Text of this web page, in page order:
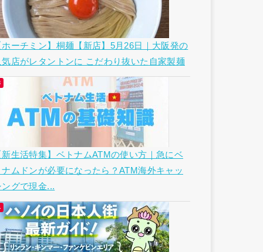
ホーチミン】桐麺【新店】5月26日｜大阪発の
気店がレタントンに こだわり抜いた自家製麺
新生活特集】ベトナムATMの使い方｜急にベ
ナムドンが必要になったら？ATM海外キャッ
ングで現金...